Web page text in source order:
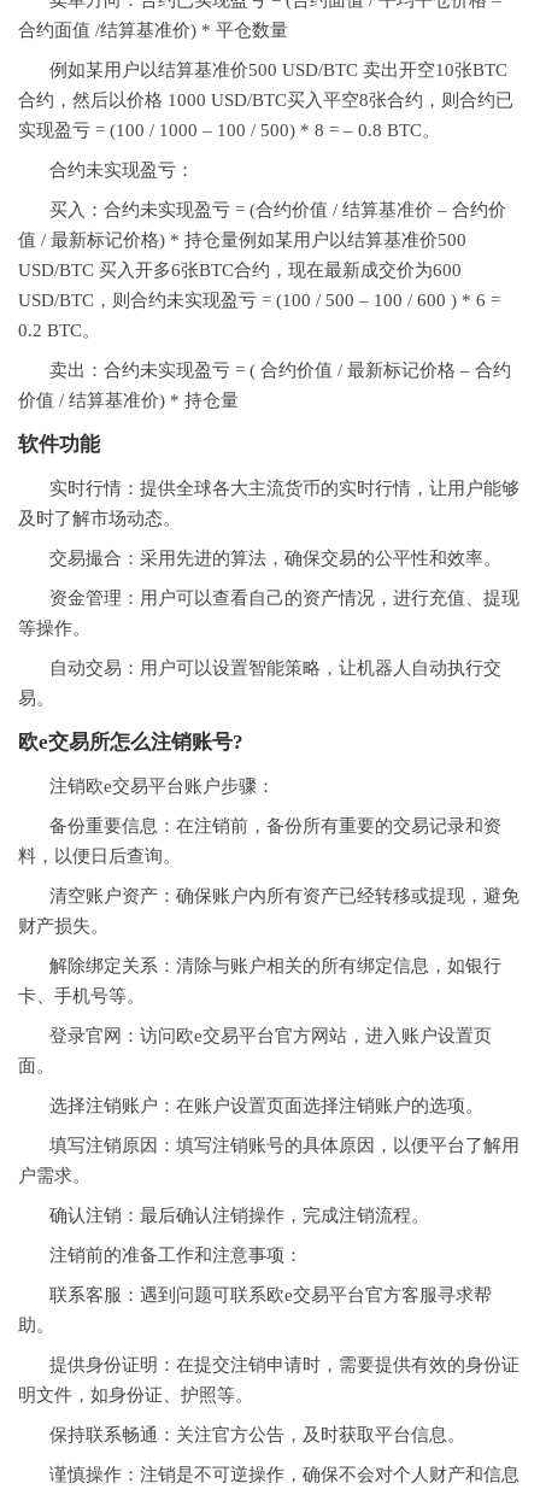
合约面值 /结算基准价) * 平仓数量
例如某用户以结算基准价500 USD/BTC 卖出开空10张BTC
合约，然后以价格 1000 USD/BTC买入平空8张合约，则合约已
实现盈亏 = (100 / 1000 – 100 / 500) * 8 = – 0.8 BTC。
合约未实现盈亏：
买入：合约未实现盈亏 = (合约价值 / 结算基准价 – 合约价
值 / 最新标记价格) * 持仓量例如某用户以结算基准价500
USD/BTC 买入开多6张BTC合约，现在最新成交价为600
USD/BTC，则合约未实现盈亏 = (100 / 500 – 100 / 600 ) * 6 =
0.2 BTC。
卖出：合约未实现盈亏 = ( 合约价值 / 最新标记价格 – 合约
价值 / 结算基准价) * 持仓量
软件功能
实时行情：提供全球各大主流货币的实时行情，让用户能够
及时了解市场动态。
交易撮合：采用先进的算法，确保交易的公平性和效率。
资金管理：用户可以查看自己的资产情况，进行充值、提现
等操作。
自动交易：用户可以设置智能策略，让机器人自动执行交
易。
欧e交易所怎么注销账号?
注销欧e交易平台账户步骤：
备份重要信息：在注销前，备份所有重要的交易记录和资
料，以便日后查询。
清空账户资产：确保账户内所有资产已经转移或提现，避免
财产损失。
解除绑定关系：清除与账户相关的所有绑定信息，如银行
卡、手机号等。
登录官网：访问欧e交易平台官方网站，进入账户设置页
面。
选择注销账户：在账户设置页面选择注销账户的选项。
填写注销原因：填写注销账号的具体原因，以便平台了解用
户需求。
确认注销：最后确认注销操作，完成注销流程。
注销前的准备工作和注意事项：
联系客服：遇到问题可联系欧e交易平台官方客服寻求帮
助。
提供身份证明：在提交注销申请时，需要提供有效的身份证
明文件，如身份证、护照等。
保持联系畅通：关注官方公告，及时获取平台信息。
谨慎操作：注销是不可逆操作，确保不会对个人财产和信息